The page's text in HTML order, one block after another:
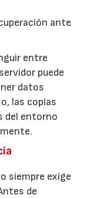
ante
entre
puede
datos
las copias
del entorno
siempre exige
de